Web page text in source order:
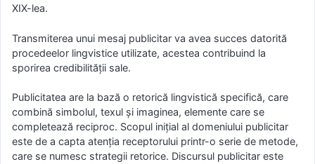
XIX-lea.
Transmiterea unui mesaj publicitar va avea succes datorită
procedeelor lingvistice utilizate, acestea contribuind la
sporirea credibilității sale.
Publicitatea are la bază o retorică lingvistică specifică, care
combină simbolul, texul și imaginea, elemente care se
completează reciproc. Scopul inițial al domeniului publicitar
este de a capta atenția receptorului printr-o serie de metode,
care se numesc strategii retorice. Discursul publicitar este